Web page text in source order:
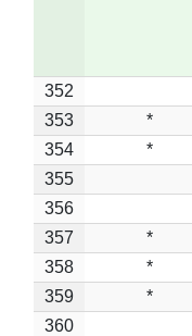
352
353
*
354
*
355
356
357
*
358
*
359
*
360